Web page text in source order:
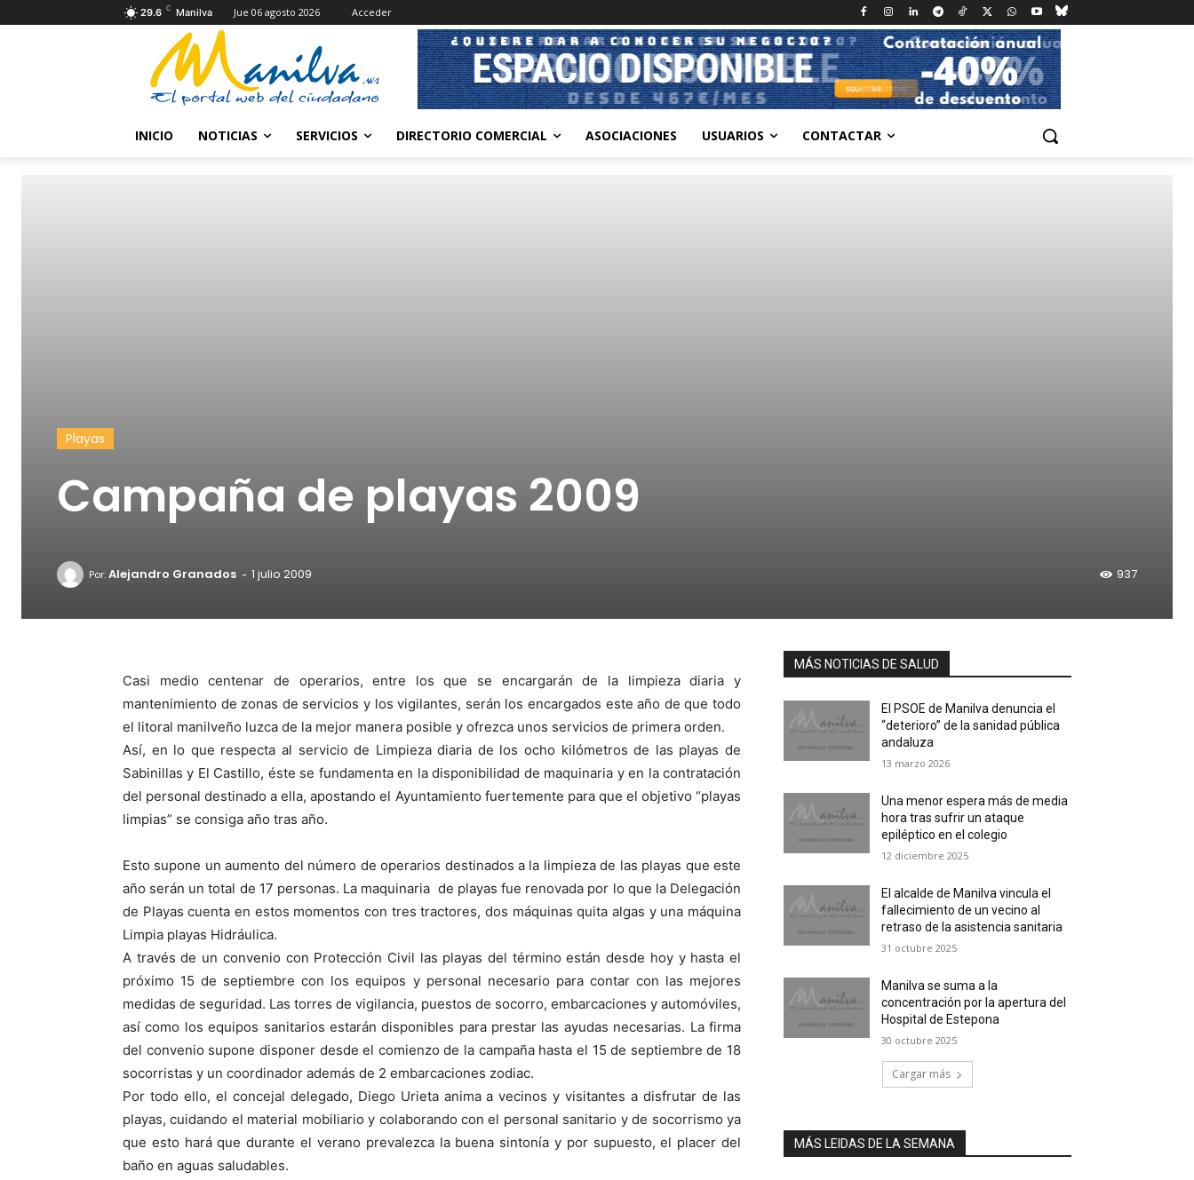
29.6 C Manilva Jue 06 agosto 2026 Acceder
INICIO NOTICIAS SERVICIOS DIRECTORIO COMERCIAL ASOCIACIONES USUARIOS CONTACTAR
Playas
Campaña de playas 2009
Por:Alejandro Granados - 1 julio 2009 937
Casi medio centenar de operarios, entre los que se encargarán de la limpieza diaria y
mantenimiento de zonas de servicios y los vigilantes, serán los encargados este año de que todo
el litoral manilveño luzca de la mejor manera posible y ofrezca unos servicios de primera orden.
Así, en lo que respecta al servicio de Limpieza diaria de los ocho kilómetros de las playas de
Sabinillas y El Castillo, éste se fundamenta en la disponibilidad de maquinaria y en la contratación
del personal destinado a ella, apostando el Ayuntamiento fuertemente para que el objetivo “playas
limpias” se consiga año tras año.
Esto supone un aumento del número de operarios destinados a la limpieza de las playas que este
año serán un total de 17 personas. La maquinaria de playas fue renovada por lo que la Delegación
de Playas cuenta en estos momentos con tres tractores, dos máquinas quita algas y una máquina
Limpia playas Hidráulica.
A través de un convenio con Protección Civil las playas del término están desde hoy y hasta el
próximo 15 de septiembre con los equipos y personal necesario para contar con las mejores
medidas de seguridad. Las torres de vigilancia, puestos de socorro, embarcaciones y automóviles,
así como los equipos sanitarios estarán disponibles para prestar las ayudas necesarias. La firma
del convenio supone disponer desde el comienzo de la campaña hasta el 15 de septiembre de 18
socorristas y un coordinador además de 2 embarcaciones zodiac.
Por todo ello, el concejal delegado, Diego Urieta anima a vecinos y visitantes a disfrutar de las
playas, cuidando el material mobiliario y colaborando con el personal sanitario y de socorrismo ya
que esto hará que durante el verano prevalezca la buena sintonía y por supuesto, el placer del
baño en aguas saludables.
MÁS NOTICIAS DE SALUD
El PSOE de Manilva denuncia el
“deterioro” de la sanidad pública
andaluza
13 marzo 2026
Una menor espera más de media
hora tras sufrir un ataque
epiléptico en el colegio
12 diciembre 2025
El alcalde de Manilva vincula el
fallecimiento de un vecino al
retraso de la asistencia sanitaria
31 octubre 2025
Manilva se suma a la
concentración por la apertura del
Hospital de Estepona
30 octubre 2025
Cargar más
MÁS LEIDAS DE LA SEMANA